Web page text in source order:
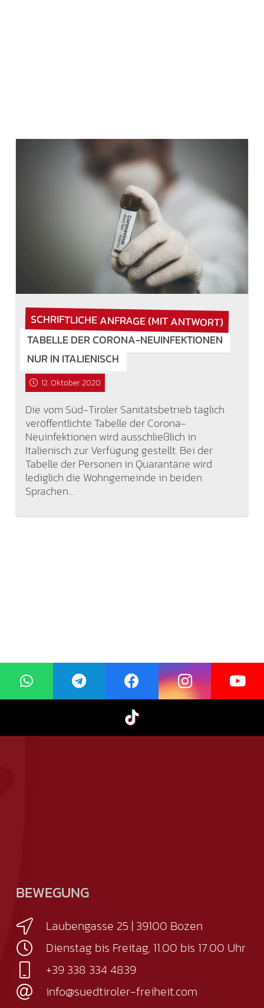
SCHRIFTLICHE ANFRAGE (MIT ANTWORT)
TABELLE DER CORONA-NEUINFEKTIONEN
NUR IN ITALIENISCH
12. Oktober 2020
Die vom Süd-Tiroler Sanitätsbetrieb täglich
veröffentlichte Tabelle der Corona-
Neuinfektionen wird ausschließlich in
Italienisch zur Verfügung gestellt. Bei der
Tabelle der Personen in Quarantäne wird
lediglich die Wohngemeinde in beiden
Sprachen…
BEWEGUNG
Laubengasse 25 | 39100 Bozen
Dienstag bis Freitag, 11.00 bis 17.00 Uhr
+39 338 334 4839
info@suedtiroler-freiheit.com